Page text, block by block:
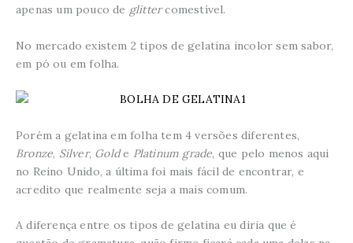
apenas um pouco de glittercomestível.
No mercado existem 2 tipos de gelatina incolor sem sabor,
em pó ou em folha.
Porém a gelatina em folha tem 4 versões diferentes,
Bronze, Silver, Golde Platinum grade, que pelo menos aqui
no Reino Unido, a última foi mais fácil de encontrar, e
acredito que realmente seja a mais comum.
A diferença entre os tipos de gelatina eu diria que é